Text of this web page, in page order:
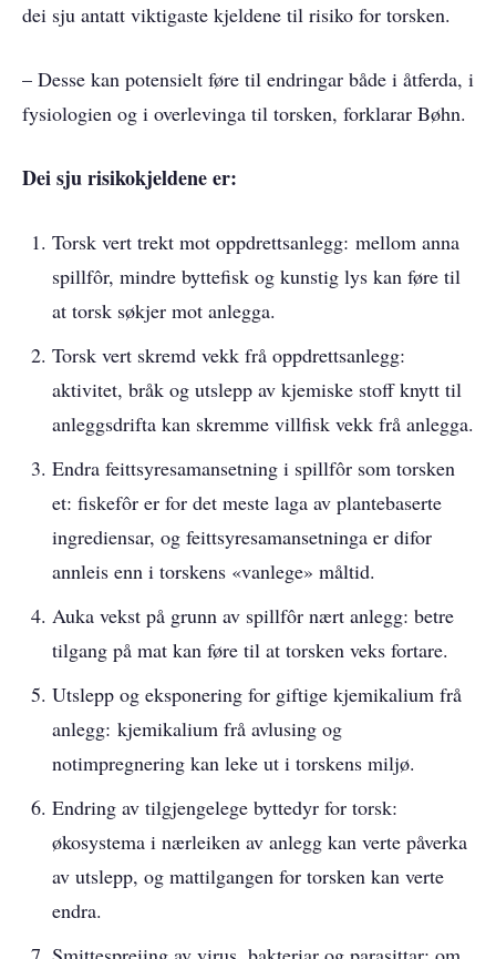
dei sju antatt viktigaste kjeldene til risiko for torsken.
– Desse kan potensielt føre til endringar både i åtferda, i
fysiologien og i overlevinga til torsken, forklarar Bøhn.
Dei sju risikokjeldene er:
Torsk vert trekt mot oppdrettsanlegg: mellom anna
spillfôr, mindre byttefisk og kunstig lys kan føre til
at torsk søkjer mot anlegga.
Torsk vert skremd vekk frå oppdrettsanlegg:
aktivitet, bråk og utslepp av kjemiske stoff knytt til
anleggsdrifta kan skremme villfisk vekk frå anlegga.
Endra feittsyresamansetning i spillfôr som torsken
et: fiskefôr er for det meste laga av plantebaserte
ingrediensar, og feittsyresamansetninga er difor
annleis enn i torskens «vanlege» måltid.
Auka vekst på grunn av spillfôr nært anlegg: betre
tilgang på mat kan føre til at torsken veks fortare.
Utslepp og eksponering for giftige kjemikalium frå
anlegg: kjemikalium frå avlusing og
notimpregnering kan leke ut i torskens miljø.
Endring av tilgjengelege byttedyr for torsk:
økosystema i nærleiken av anlegg kan verte påverka
av utslepp, og mattilgangen for torsken kan verte
endra.